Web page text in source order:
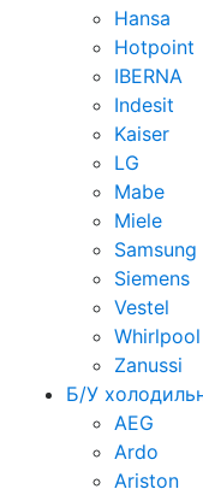
Hansa
Hotpoint
IBERNA
Indesit
Kaiser
LG
Mabe
Miele
Samsung
Siemens
Vestel
Whirlpool
Zanussi
Б/У
AEG
Ardo
Ariston